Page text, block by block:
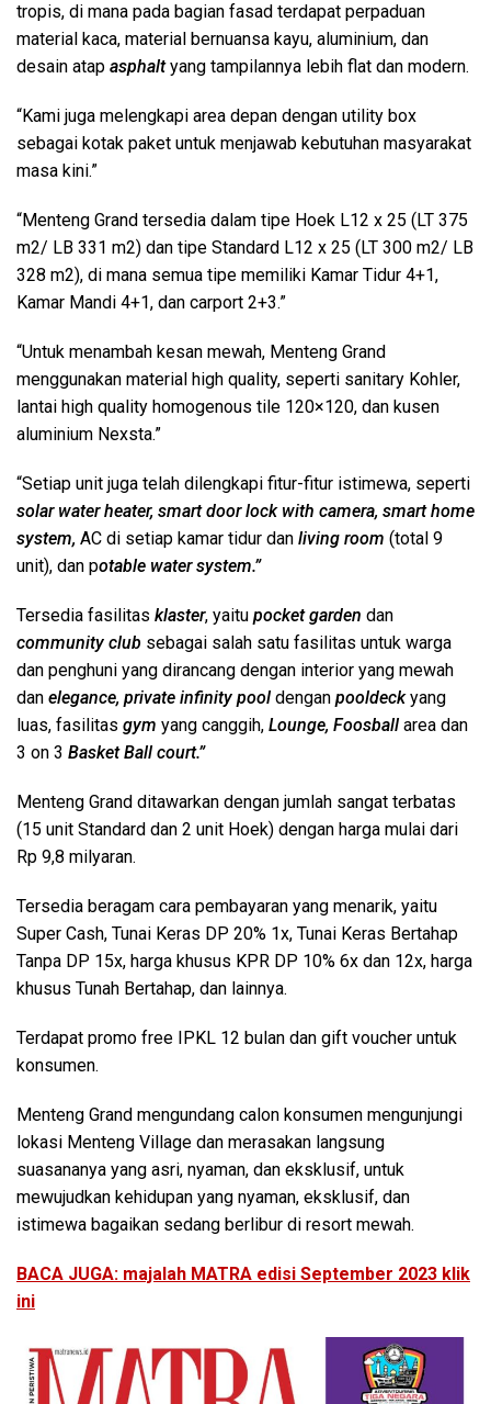
tropis, di mana pada bagian fasad terdapat perpaduan
material kaca, material bernuansa kayu, aluminium, dan
desain atap asphaltyang tampilannya lebih flat dan modern.
“Kami juga melengkapi area depan dengan utility box
sebagai kotak paket untuk menjawab kebutuhan masyarakat
masa kini.”
“Menteng Grand tersedia dalam tipe Hoek L12 x 25 (LT 375
m2/ LB 331 m2) dan tipe Standard L12 x 25 (LT 300 m2/ LB
328 m2), di mana semua tipe memiliki Kamar Tidur 4+1,
Kamar Mandi 4+1, dan carport 2+3.”
“Untuk menambah kesan mewah, Menteng Grand
menggunakan material high quality, seperti sanitary Kohler,
lantai high quality homogenous tile 120×120, dan kusen
aluminium Nexsta.”
“Setiap unit juga telah dilengkapi fitur-fitur istimewa, seperti
solar water heater, smart door lock with camera, smart home
system, AC di setiap kamar tidur dan living room (total 9
unit), dan potable water system.”
Tersedia fasilitas klaster, yaitu pocket garden dan
community club sebagai salah satu fasilitas untuk warga
dan penghuni yang dirancang dengan interior yang mewah
dan elegance, private infinity pool dengan pooldeckyang
luas, fasilitas gym yang canggih, Lounge, Foosball area dan
3 on 3 Basket Ball court.”
Menteng Grand ditawarkan dengan jumlah sangat terbatas
(15 unit Standard dan 2 unit Hoek) dengan harga mulai dari
Rp 9,8 milyaran.
Tersedia beragam cara pembayaran yang menarik, yaitu
Super Cash, Tunai Keras DP 20% 1x, Tunai Keras Bertahap
Tanpa DP 15x, harga khusus KPR DP 10% 6x dan 12x, harga
khusus Tunah Bertahap, dan lainnya.
Terdapat promo free IPKL 12 bulan dan gift voucher untuk
konsumen.
Menteng Grand mengundang calon konsumen mengunjungi
lokasi Menteng Village dan merasakan langsung
suasananya yang asri, nyaman, dan eksklusif, untuk
mewujudkan kehidupan yang nyaman, eksklusif, dan
istimewa bagaikan sedang berlibur di resort mewah.
BACA JUGA: majalah MATRA edisi September 2023 klik
ini